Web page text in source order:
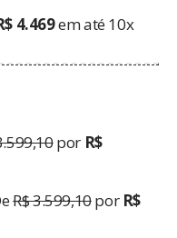
4.469em até 10x
por R$
R$ 3.599,10por R$